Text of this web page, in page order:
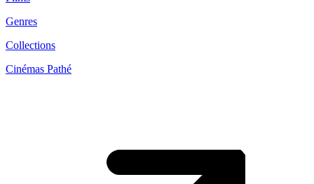
Genres
Collections
Cinémas Pathé